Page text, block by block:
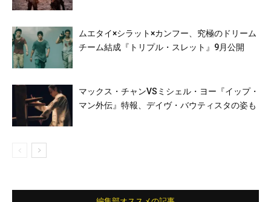
ムエタイ×シラット×カンフー、究極のドリーム
チーム結成『トリプル・スレット』9月公開
マックス・チャンVSミシェル・ヨー『イップ・
マン外伝』特報、デイヴ・バウティスタの姿も